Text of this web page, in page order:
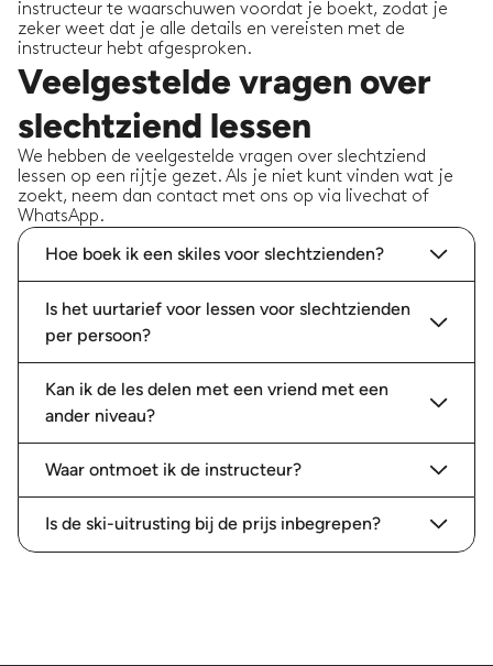
instructeur te waarschuwen voordat je boekt, zodat je
zeker weet dat je alle details en vereisten met de
instructeur hebt afgesproken.
Veelgestelde vragen over
slechtziend lessen
We hebben de veelgestelde vragen over slechtziend
lessen op een rijtje gezet. Als je niet kunt vinden wat je
zoekt, neem dan contact met ons op via livechat of
WhatsApp.
Hoe boek ik een skiles voor slechtzienden?
Is het uurtarief voor lessen voor slechtzienden
per persoon?
Kan ik de les delen met een vriend met een
ander niveau?
Waar ontmoet ik de instructeur?
Is de ski-uitrusting bij de prijs inbegrepen?